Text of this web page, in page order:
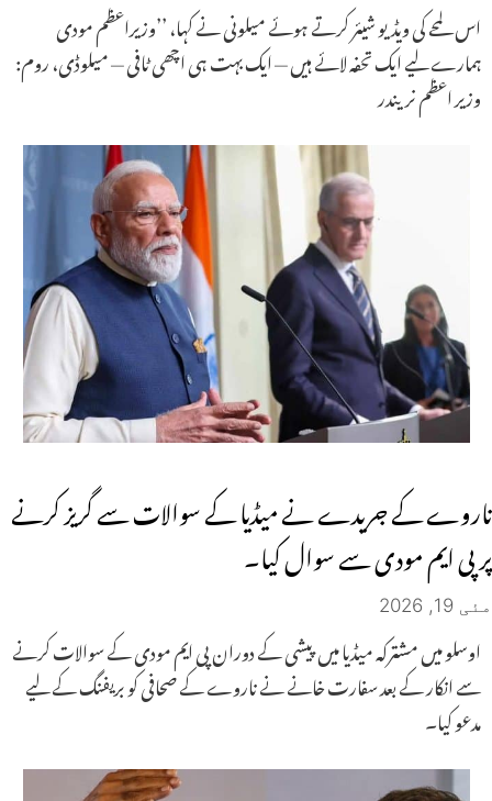
اس لمحے کی ویڈیو شیئر کرتے ہوئے میلونی نے کہا، ’’وزیراعظم مودی
ہمارے لیے ایک تحفہ لائے ہیں — ایک بہت ہی اچھی ٹافی — میلوڈی، روم:
وزیر اعظم نریندر
ناروے کے جریدے نے میڈیا کے سوالات سے گریز کرنے
پر پی ایم مودی سے سوال کیا۔
مئی 19, 2026
اوسلو میں مشترکہ میڈیا میں پیشی کے دوران پی ایم مودی کے سوالات کرنے
سے انکار کے بعد سفارت خانے نے ناروے کے صحافی کو بریفنگ کے لیے
مدعو کیا۔